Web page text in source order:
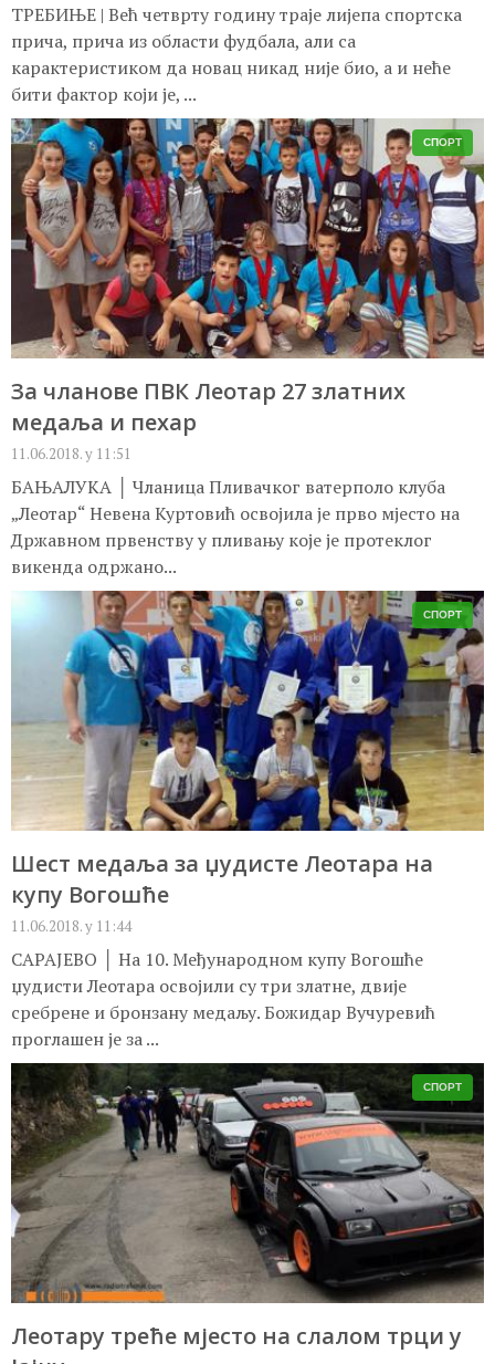
ТРЕБИЊЕ | Већ четврту годину траје лијепа спортска
прича, прича из области фудбала, али са
карактеристиком да новац никад није био, а и неће
бити фактор који је, ...
СПОРТ
За чланове ПВК Леотар 27 златних
медаља и пехар
11.06.2018. у 11:51
БАЊАЛУКА │ Чланица Пливачког ватерполо клуба
„Леотар“ Невена Куртовић освојила је прво мјесто на
Државном првенству у пливању које је протеклог
викенда одржано...
СПОРТ
Шест медаља за џудисте Леотара на
купу Вогошће
11.06.2018. у 11:44
САРАЈЕВО │ На 10. Међународном купу Вогошће
џудисти Леотара освојили су три златне, двије
сребрене и бронзану медаљу. Божидар Вучуревић
проглашен је за ...
СПОРТ
Леотару треће мјесто на слалом трци у